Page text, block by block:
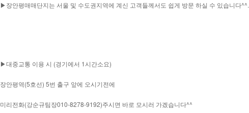
▶장안평매매단지는 서울 및 수도권지역에 계신 고객들께서도 쉽게 방문 하실 수 있습니다^^.
▶대중교통 이용 시 (경기에서 1시간소요)
장안평역(5호선) 5번 출구 앞에 오시기전에
미리전화(강순규팀장010-8278-9192)주시면 바로 모시러 가겠습니다^^